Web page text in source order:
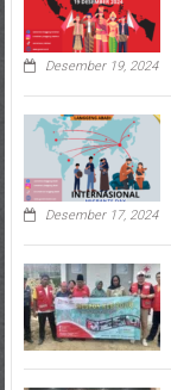
Desember 19, 2024
Desember 17, 2024